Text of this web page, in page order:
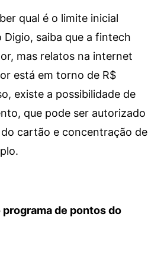
qual é o limite inicial
saiba que a fintech
mas relatos na internet
está em torno de R$
existe a possibilidade de
que pode ser autorizado
cartão e concentração de
de pontos do